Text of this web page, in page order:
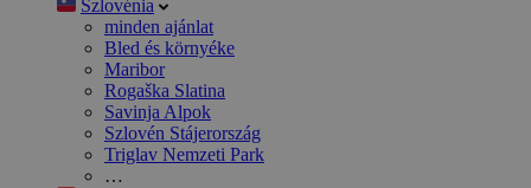
Szlovénia
minden ajánlat
Bled és környéke
Maribor
Rogaška Slatina
Savinja Alpok
Szlovén Stájerország
Triglav Nemzeti Park
…